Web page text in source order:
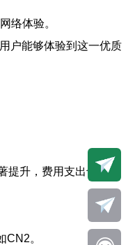
络体验。
户能够体验到这一优质
升，费用支出也变得
。